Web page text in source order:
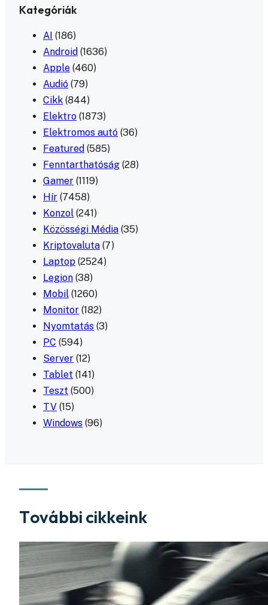
Kategóriák
AI (186)
Android (1636)
Apple (460)
Audió (79)
Cikk (844)
Elektro (1873)
Elektromos autó (36)
Featured (585)
Fenntarthatóság (28)
Gamer (1119)
Hír (7458)
Konzol (241)
Közösségi Média (35)
Kriptovaluta (7)
Laptop (2524)
Legion (38)
Mobil (1260)
Monitor (182)
Nyomtatás (3)
PC (594)
Server (12)
Tablet (141)
Teszt (500)
TV (15)
Windows (96)
További cikkeink